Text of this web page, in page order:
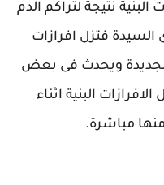
نتيجة لتراكم الدم
السيدة فتزل افرازات
الجديدة ويحدث فى بعض
البنية اثناء
منها مباشرة.